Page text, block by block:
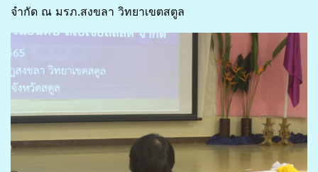
จำกัด ณ มรภ.สงขลา วิทยาเขตสตูล